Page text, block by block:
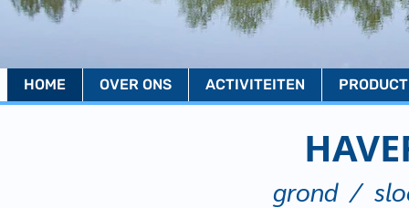
HOME OVER ONS ACTIVITEITEN
grond /